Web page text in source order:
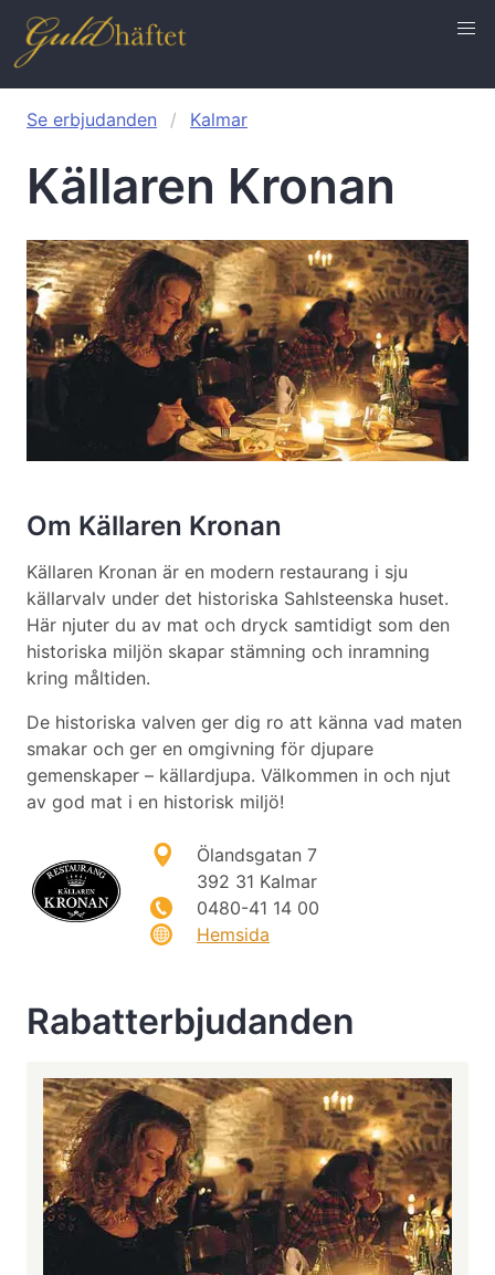
Se erbjudanden Kalmar
Källaren Kronan
Om Källaren Kronan
Källaren Kronan är en modern restaurang i sju
källarvalv under det historiska Sahlsteenska huset.
Här njuter du av mat och dryck samtidigt som den
historiska miljön skapar stämning och inramning
kring måltiden.
De historiska valven ger dig ro att känna vad maten
smakar och ger en omgivning för djupare
gemenskaper – källardjupa. Välkommen in och njut
av god mat i en historisk miljö!
Ölandsgatan 7
392 31 Kalmar
0480-41 14 00
Hemsida
Rabatterbjudanden